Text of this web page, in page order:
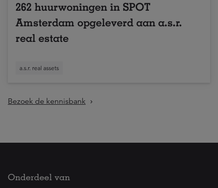
262 huurwoningen in SPOT
Amsterdam opgeleverd aan a.s.r.
real estate
a.s.r. real assets
Bezoek de kennisbank
Onderdeel van